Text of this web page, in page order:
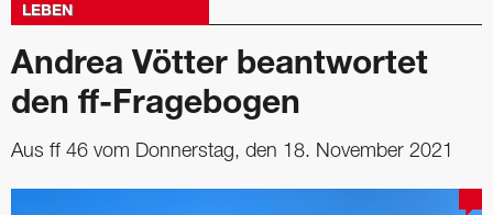
LEBEN
Andrea Vötter beantwortet
den ff-Fragebogen
Aus ff 46 vom Donnerstag, den 18. November 2021